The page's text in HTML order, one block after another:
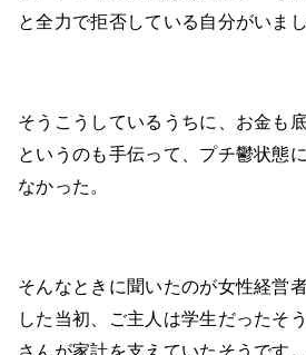
と全力で拒否している自分がいまし
そうこうしているうちに、お金も
というのも手伝って、プチ鬱状態
なかった。
そんなときに聞いたのが女性経営
した当初、ご主人は学生だったそ